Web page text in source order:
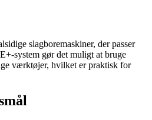
slagboremaskiner, der passer
system gør det muligt at bruge
værktøjer, hvilket er praktisk for